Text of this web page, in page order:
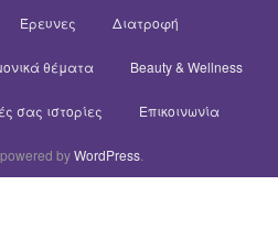
Έρευνες Διατροφή
θέματα Beauty & Wellness
σας ιστορίες Επικοινωνία
powered byWordPress.